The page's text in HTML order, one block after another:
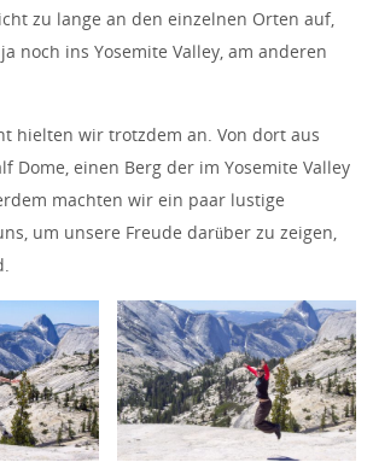
zu lange an den einzelnen Orten auf,
noch ins Yosemite Valley, am anderen
hielten wir trotzdem an. Von dort aus
Dome, einen Berg der im Yosemite Valley
machten wir ein paar lustige
um unsere Freude darüber zu zeigen,